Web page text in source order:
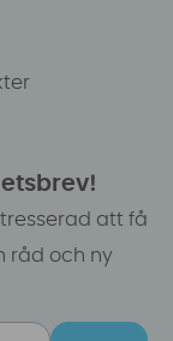
att få
råd och ny